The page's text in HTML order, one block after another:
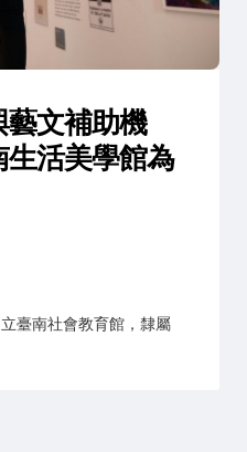
文補助機
活美學館為
臺南社會教育館，隸屬